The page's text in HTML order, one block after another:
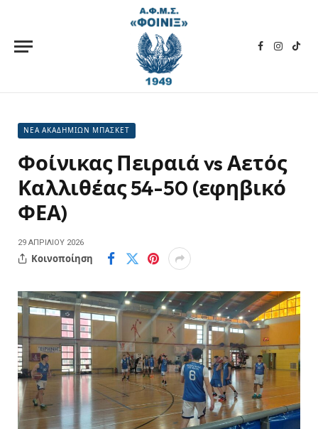
Facebook
ΝΕΑ ΑΚΑΔΗΜΙΩΝ ΜΠΑΣΚΕΤ
Φοίνικας Πειραιά vs Αετός
Καλλιθέας 54-50 (εφηβικό
ΦΕΑ)
29 ΑΠΡΙΛΊΟΥ 2026
Κοινοποίηση